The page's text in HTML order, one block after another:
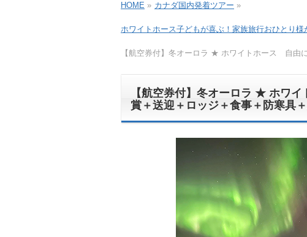
HOME » カナダ国内発着ツアー »
ホワイトホース子どもが喜ぶ！家族旅行おひとり様
【航空券付】冬オーロラ ★ ホワイトホース 自由
【航空券付】冬オーロラ ★ ホワ
賞＋送迎＋ロッジ＋食事＋防寒具＋